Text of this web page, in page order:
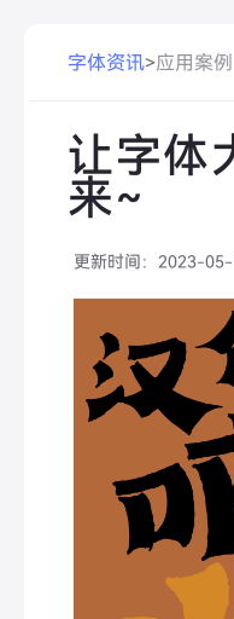
字体资讯>应用案例
让字
来~
更新时间： 2023-